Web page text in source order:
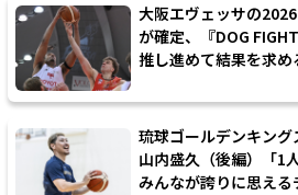
大阪エヴェッサの
が確定、『DOG
推し進めて結果を求
琉球ゴールデンキン
山内盛久（後編）「1
みんなが誇りに思える